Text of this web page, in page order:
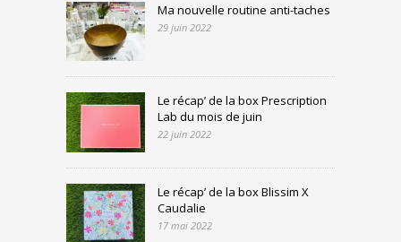
Ma nouvelle routine anti-taches
29 juin 2022
Le récap’ de la box Prescription
Lab du mois de juin
22 juin 2022
Le récap’ de la box Blissim X
Caudalie
17 mai 2022